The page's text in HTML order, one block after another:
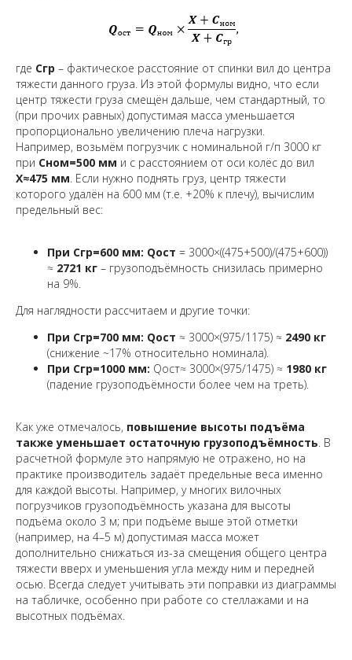
где Cгр – фактическое расстояние от спинки вил до центра
тяжести данного груза. Из этой формулы видно, что если
центр тяжести груза смещён дальше, чем стандартный, то
(при прочих равных) допустимая масса уменьшается
пропорционально увеличению плеча нагрузки.
Например, возьмём погрузчик с номинальной г/п 3000 кг
при Cном=500 мм и с расстоянием от оси колёс до вил
X≈475 мм . Если нужно поднять груз, центр тяжести
которого удалён на 600 мм (т.е. +20% к плечу), вычислим
предельный вес:
При Cгр=600 мм: Qост = 3000×((475+500)/(475+600))
≈ 2721 кг – грузоподъёмность снизилась примерно
на 9%.
Для наглядности рассчитаем и другие точки:
При Cгр=700 мм: Qост ≈ 3000×(975/1175) ≈ 2490 кг
(снижение ~17% относительно номинала).
При Cгр=1000 мм: Qост≈ 3000×(975/1475) ≈ 1980 кг
(падение грузоподъёмности более чем на треть).
Как уже отмечалось, повышение высоты подъёма
также уменьшает остаточную грузоподъёмность . В
расчетной формуле это напрямую не отражено, но на
практике производитель задаёт предельные веса именно
для каждой высоты. Например, у многих вилочных
погрузчиков грузоподъёмность указана для высоты
подъёма около 3 м; при подъёме выше этой отметки
(например, на 4–5 м) допустимая масса может
дополнительно снижаться из-за смещения общего центра
тяжести вверх и уменьшения угла между ним и передней
осью. Всегда следует учитывать эти поправки из диаграммы
на табличке, особенно при работе со стеллажами и на
высотных подъёмах.